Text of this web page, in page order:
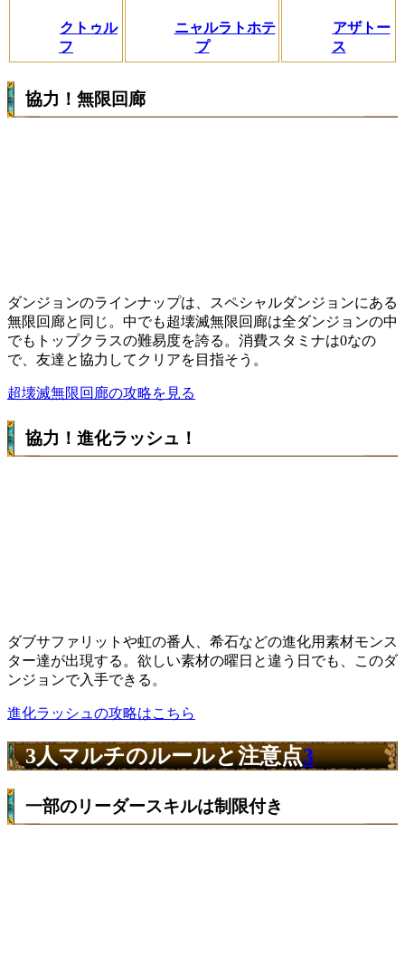
クトゥル
フ
ニャルラトホテ
プ
アザトー
ス
協力！無限回廊
ダンジョンのラインナップは、スペシャルダンジョンにある
無限回廊と同じ。中でも超壊滅無限回廊は全ダンジョンの中
でもトップクラスの難易度を誇る。消費スタミナは0なの
で、友達と協力してクリアを目指そう。
超壊滅無限回廊の攻略を見る
協力！進化ラッシュ！
ダブサファリットや虹の番人、希石などの進化用素材モンス
ター達が出現する。欲しい素材の曜日と違う日でも、このダ
ンジョンで入手できる。
進化ラッシュの攻略はこちら
3人マルチのルールと注意点3
一部のリーダースキルは制限付き